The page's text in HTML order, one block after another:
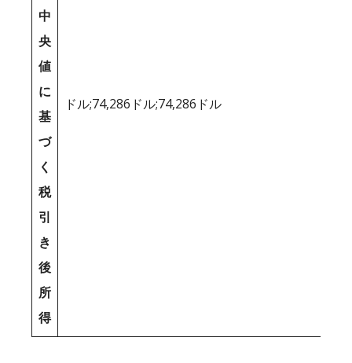
中
央
値
に
基
づ
く
税
引
き
後
所
得
ドル;74,286ドル;74,286ドル